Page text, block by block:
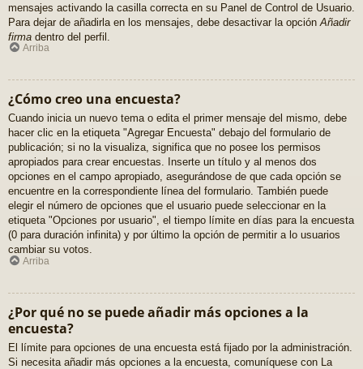
mensajes activando la casilla correcta en su Panel de Control de Usuario.
Para dejar de añadirla en los mensajes, debe desactivar la opción Añadir
firma dentro del perfil.
Arriba
¿Cómo creo una encuesta?
Cuando inicia un nuevo tema o edita el primer mensaje del mismo, debe
hacer clic en la etiqueta "Agregar Encuesta" debajo del formulario de
publicación; si no la visualiza, significa que no posee los permisos
apropiados para crear encuestas. Inserte un título y al menos dos
opciones en el campo apropiado, asegurándose de que cada opción se
encuentre en la correspondiente línea del formulario. También puede
elegir el número de opciones que el usuario puede seleccionar en la
etiqueta "Opciones por usuario", el tiempo límite en días para la encuesta
(0 para duración infinita) y por último la opción de permitir a lo usuarios
cambiar su votos.
Arriba
¿Por qué no se puede añadir más opciones a la
encuesta?
El límite para opciones de una encuesta está fijado por la administración.
Si necesita añadir más opciones a la encuesta, comuníquese con La